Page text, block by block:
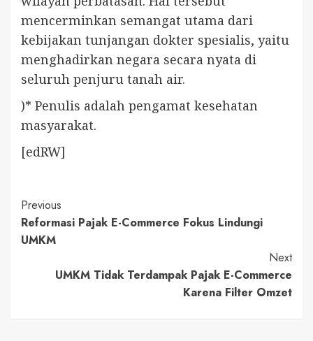
mencerminkan semangat utama dari
kebijakan tunjangan dokter spesialis, yaitu
menghadirkan negara secara nyata di
seluruh penjuru tanah air.
)* Penulis adalah pengamat kesehatan
masyarakat.
[edRW]
Continue
Reading
Previous
Reformasi Pajak E-Commerce Fokus Lindungi
UMKM
Next
UMKM Tidak Terdampak Pajak E-Commerce
Karena Filter Omzet